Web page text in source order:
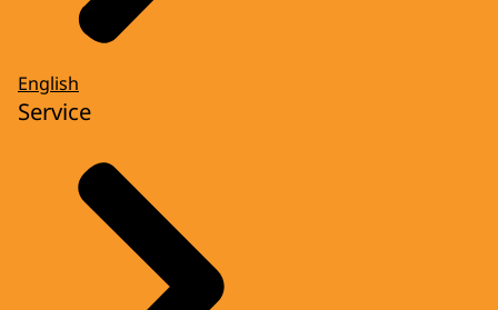
English
Service